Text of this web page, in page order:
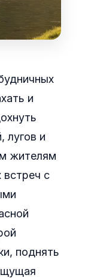
и
лугов и
жителям
встреч с
поднять